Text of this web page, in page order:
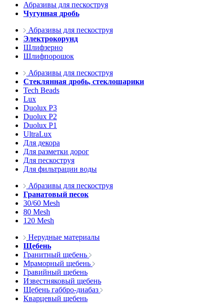
Абразивы для пескоструя
Чугунная дробь
Абразивы для пескоструя
Электрокорунд
Шлифзерно
Шлифпорошок
Абразивы для пескоструя
Стеклянная дробь, стеклошарики
Tech Beads
Lux
Duolux P3
Duolux P2
Duolux P1
UltraLux
Для декора
Для разметки дорог
Для пескоструя
Для фильтрации воды
Абразивы для пескоструя
Гранатовый песок
30/60 Mesh
80 Mesh
120 Mesh
Нерудные материалы
Щебень
Гранитный щебень
Мраморный щебень
Гравийный щебень
Известняковый щебень
Щебень габбро-диабаз
Кварцевый щебень